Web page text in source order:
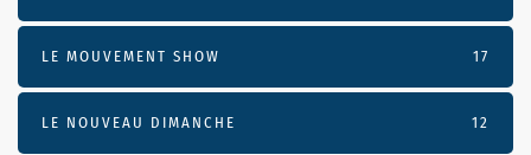
LE MOUVEMENT SHOW 17
LE NOUVEAU DIMANCHE 12